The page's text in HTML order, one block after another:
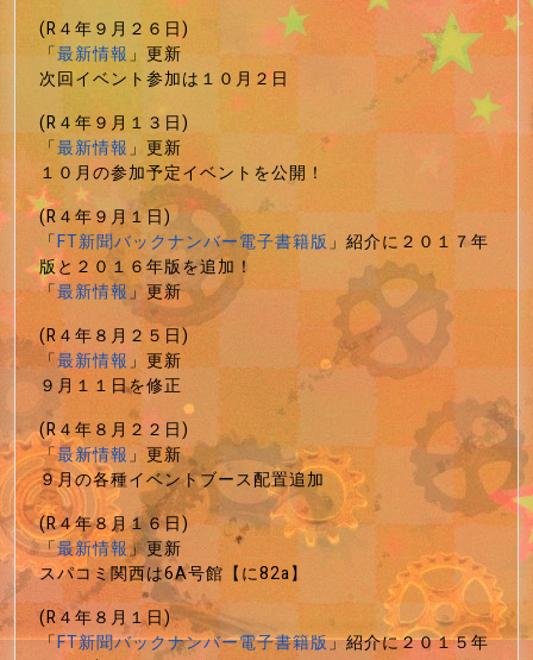
(R４年９月２６日)
「最新情報」更新
次回イベント参加は１０月２日
(R４年９月１３日)
「最新情報」更新
１０月の参加予定イベントを公開！
(R４年９月１日)
「FT新聞バックナンバー電子書籍版」紹介に２０１７年
版と２０１６年版を追加！
「最新情報」更新
(R４年８月２５日)
「最新情報」更新
９月１１日を修正
(R４年８月２２日)
「最新情報」更新
９月の各種イベントブース配置追加
(R４年８月１６日)
「最新情報」更新
スパコミ関西は6A号館【に82a】
(R４年８月１日)
「FT新聞バックナンバー電子書籍版」紹介に２０１５年